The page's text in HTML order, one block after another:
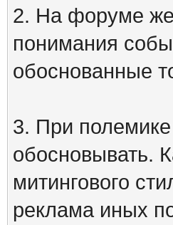
2. На форуме
понимания
обоснованные
3. При
обосновывать.
митингового
реклама иных